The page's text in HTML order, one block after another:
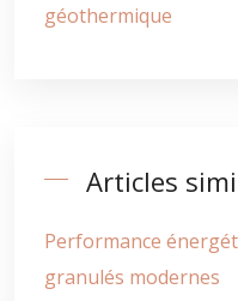
géothermique
Articles
Performance
granulés modernes